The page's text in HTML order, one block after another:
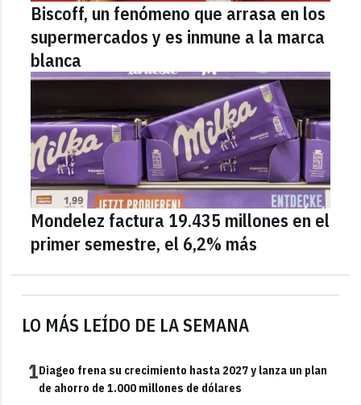
LO MÁS LEÍDO DE LA SEMANA
1Diageo frena su crecimiento hasta 2027 y lanza un plan
de ahorro de 1.000 millones de dólares
Biscoff, un fenómeno que arrasa en los
supermercados y es inmune a la marca
blanca
Mondelez factura 19.435 millones en el
primer semestre, el 6,2% más